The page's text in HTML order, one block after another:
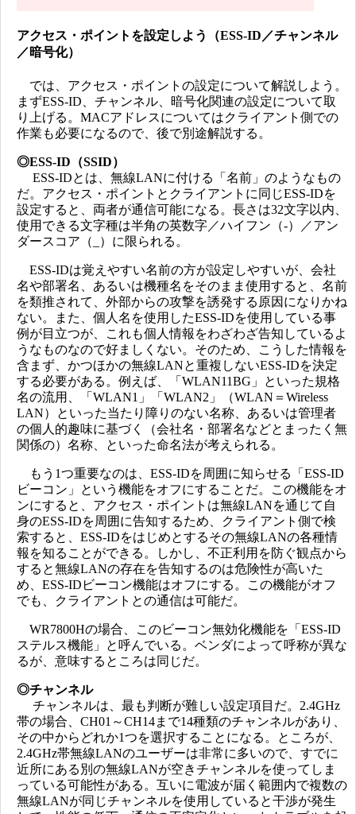
アクセス・ポイントを設定しよう（ESS-ID／チャンネル
／暗号化）
では、アクセス・ポイントの設定について解説しよう。
まずESS-ID、チャンネル、暗号化関連の設定について取
り上げる。MACアドレスについてはクライアント側での
作業も必要になるので、後で別途解説する。
◎ESS-ID（SSID）
ESS-IDとは、無線LANに付ける「名前」のようなもの
だ。アクセス・ポイントとクライアントに同じESS-IDを
設定すると、両者が通信可能になる。長さは32文字以内、
使用できる文字種は半角の英数字／ハイフン（-）／アン
ダースコア（_）に限られる。
ESS-IDは覚えやすい名前の方が設定しやすいが、会社
名や部署名、あるいは機種名をそのまま使用すると、名前
を類推されて、外部からの攻撃を誘発する原因になりかね
ない。また、個人名を使用したESS-IDを使用している事
例が目立つが、これも個人情報をわざわざ告知しているよ
うなものなので好ましくない。そのため、こうした情報を
含まず、かつほかの無線LANと重複しないESS-IDを決定
する必要がある。例えば、「WLAN11BG」といった規格
名の流用、「WLAN1」「WLAN2」（WLAN＝Wireless
LAN）といった当たり障りのない名称、あるいは管理者
の個人的趣味に基づく（会社名・部署名などとまったく無
関係の）名称、といった命名法が考えられる。
もう1つ重要なのは、ESS-IDを周囲に知らせる「ESS-ID
ビーコン」という機能をオフにすることだ。この機能をオ
ンにすると、アクセス・ポイントは無線LANを通じて自
身のESS-IDを周囲に告知するため、クライアント側で検
索すると、ESS-IDをはじめとするその無線LANの各種情
報を知ることができる。しかし、不正利用を防ぐ観点から
すると無線LANの存在を告知するのは危険性が高いた
め、ESS-IDビーコン機能はオフにする。この機能がオフ
でも、クライアントとの通信は可能だ。
WR7800Hの場合、このビーコン無効化機能を「ESS-ID
ステルス機能」と呼んでいる。ベンダによって呼称が異な
るが、意味するところは同じだ。
◎チャンネル
チャンネルは、最も判断が難しい設定項目だ。2.4GHz
帯の場合、CH01～CH14まで14種類のチャンネルがあり、
その中からどれか1つを選択することになる。ところが、
2.4GHz帯無線LANのユーザーは非常に多いので、すでに
近所にある別の無線LANが空きチャンネルを使ってしま
っている可能性がある。互いに電波が届く範囲内で複数の
無線LANが同じチャンネルを使用していると干渉が発生